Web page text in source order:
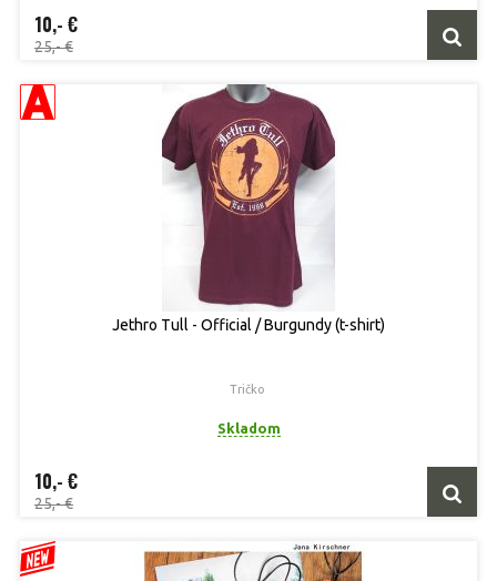
10,- €
25,- €
Jethro Tull - Official / Burgundy (t-shirt)
Tričko
Skladom
10,- €
25,- €